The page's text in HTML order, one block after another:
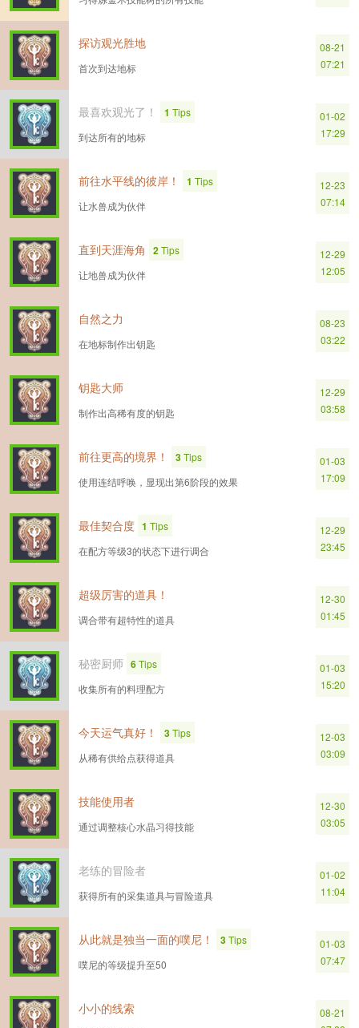
探访观光胜地
首次到达地标
08-21
07:21
最喜欢观光了！ 1 Tips
到达所有的地标
01-02
17:29
前往水平线的彼岸！ 1 Tips
让水兽成为伙伴
12-23
07:14
直到天涯海角 2Tips
让地兽成为伙伴
12-29
12:05
自然之力
在地标制作出钥匙
08-23
03:22
钥匙大师
制作出高稀有度的钥匙
12-29
03:58
前往更高的境界！ 3Tips
使用连结呼唤，显现出第6阶段的效果
01-03
17:09
最佳契合度 1 Tips
在配方等级3的状态下进行调合
12-29
23:45
超级厉害的道具！
调合带有超特性的道具
12-30
01:45
秘密厨师 6Tips
收集所有的料理配方
01-03
15:20
今天运气真好！ 3Tips
从稀有供给点获得道具
12-03
03:09
技能使用者
通过调整核心水晶习得技能
12-30
03:05
老练的冒险者
获得所有的采集道具与冒险道具
01-02
11:04
从此就是独当一面的噗尼！ 3Tips
噗尼的等级提升至50
01-03
07:47
小小的线索
08-21